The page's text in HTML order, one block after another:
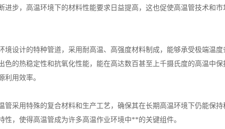
进步，高温环境下的材料性能要求日益提高，这也促使高温管技术和
境设计的特种管道，采用耐高温、高强度材料制成，能够承受极端温
色的热稳定性和抗氧化性能，能在高达数百甚至上千摄氏度的高温中
利用效率。
管采用特殊的复合材料和生产工艺，确保其在长期高温环境下仍能保
性，使得高温管成为许多高温作业环境中**的关键组件。